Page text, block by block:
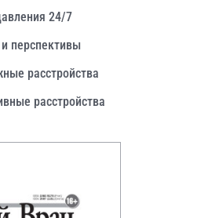
24/7
перспективы
расстройства
расстройства